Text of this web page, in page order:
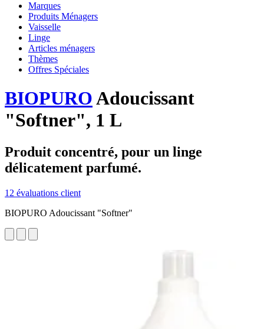
Marques
Produits Ménagers
Vaisselle
Linge
Articles ménagers
Thèmes
Offres Spéciales
BIOPUROAdoucissant
"Softner", 1 L
Produit concentré, pour un linge
délicatement parfumé.
12 évaluations client
BIOPURO Adoucissant "Softner"